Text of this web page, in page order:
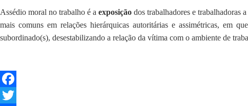
Assédio moral no trabalho é aexposição dos trabalhadores e trabalhadoras
mais comuns em relações hierárquicas autoritárias e assimétricas, em
subordinado(s), desestabilizando a relação da vítima com o ambiente de
Facebook